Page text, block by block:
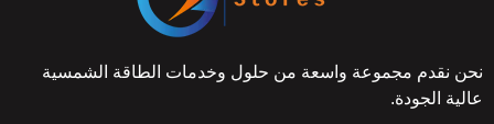
نحن نقدم مجموعة واسعة من حلول وخدمات الطاقة الشمسية
عالية الجودة.